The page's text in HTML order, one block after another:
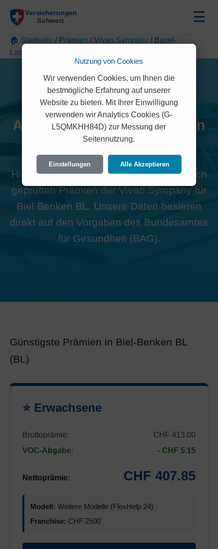
☰
🏠 Startseite / Prämien / Vivao Sympany / Basel-
Landschaft
Alle Vivao Sympany Prämien
in Biel Benken BL (4105)
Hier finden Sie die offiziellen und rechtlich
geprüften Prämien der Vivao Sympany für
Biel Benken BL. Unsere Daten basieren
direkt auf den Vorgaben des Bundesamtes
für Gesundheit (BAG).
Günstigste Prämien in Biel-Benken BL
(BL)
⭐ Erwachsene
Bruttoprämie:
CHF 413.00
VOC-Abgabe:
- CHF 5.15
Nettoprämie: CHF 407.85
Modell: Weitere Modelle (FlexHelp 24)
Franchise: CHF 2500
Nutzung von Cookies
Wir verwenden Cookies, um Ihnen die
bestmögliche Erfahrung auf unserer
Website zu bieten. Mit Ihrer Einwilligung
verwenden wir Analytics Cookies (G-
L5QMKHH84D) zur Messung der
Seitennutzung.
Einstellungen Alle Akzeptieren